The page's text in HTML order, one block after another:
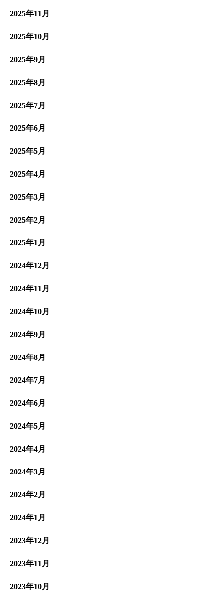
2025年11月
2025年10月
2025年9月
2025年8月
2025年7月
2025年6月
2025年5月
2025年4月
2025年3月
2025年2月
2025年1月
2024年12月
2024年11月
2024年10月
2024年9月
2024年8月
2024年7月
2024年6月
2024年5月
2024年4月
2024年3月
2024年2月
2024年1月
2023年12月
2023年11月
2023年10月